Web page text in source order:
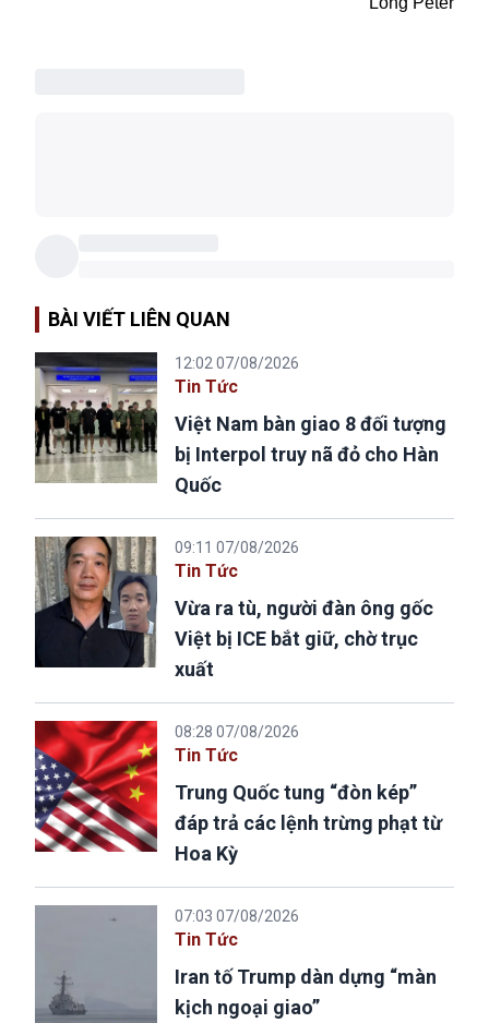
BÀI VIẾT LIÊN QUAN
12:02 07/08/2026
Tin Tức
Việt Nam bàn giao 8 đối tượng
bị Interpol truy nã đỏ cho Hàn
Quốc
09:11 07/08/2026
Tin Tức
Vừa ra tù, người đàn ông gốc
Việt bị ICE bắt giữ, chờ trục
xuất
08:28 07/08/2026
Tin Tức
Trung Quốc tung “đòn kép”
đáp trả các lệnh trừng phạt từ
Hoa Kỳ
07:03 07/08/2026
Tin Tức
Iran tố Trump dàn dựng “màn
kịch ngoại giao”